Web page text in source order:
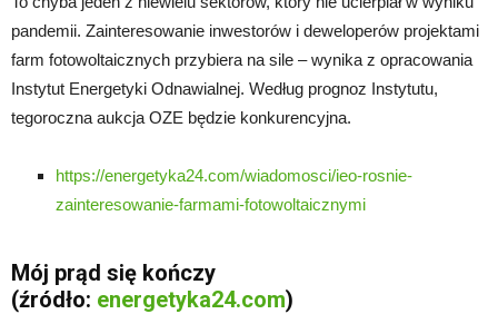
pandemii. Zainteresowanie inwestorów i deweloperów projektami
farm fotowoltaicznych przybiera na sile – wynika z opracowania
Instytut Energetyki Odnawialnej. Według prognoz Instytutu,
tegoroczna aukcja OZE będzie konkurencyjna.
https://energetyka24.com/wiadomosci/ieo-rosnie-
zainteresowanie-farmami-fotowoltaicznymi
Mój prąd się kończy
(źródło: energetyka24.com)